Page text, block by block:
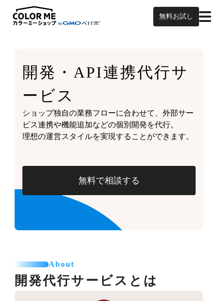
無料お試し
開発・API連携代行サ
ービス
ショップ独自の業務フローに合わせて、外部サー
ビス連携や機能追加などの個別開発を代行。
理想の運営スタイルを実現することができます。
無料で相談する
About
開発代行サービスとは